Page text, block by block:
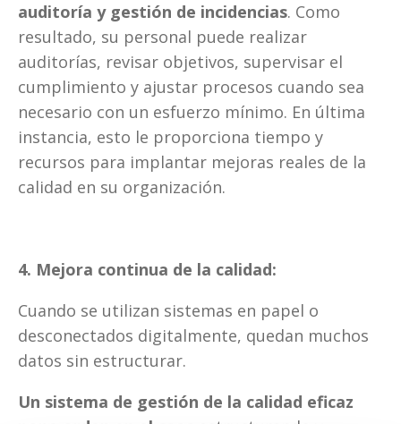
auditoría y gestión de incidencias. Como
resultado, su personal puede realizar
auditorías, revisar objetivos, supervisar el
cumplimiento y ajustar procesos cuando sea
necesario con un esfuerzo mínimo. En última
instancia, esto le proporciona tiempo y
recursos para implantar mejoras reales de la
calidad en su organización.
4. Mejora continua de la calidad:
Cuando se utilizan sistemas en papel o
desconectados digitalmente, quedan muchos
datos sin estructurar.
Un sistema de gestión de la calidad eficaz